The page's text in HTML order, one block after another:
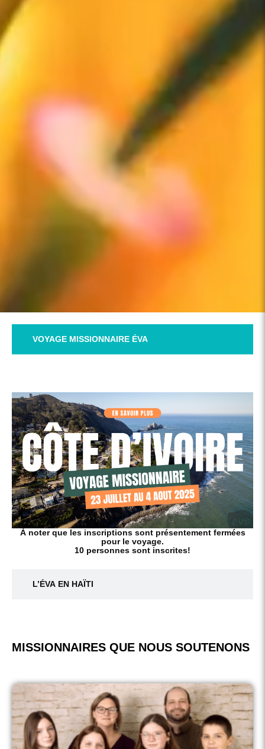
VOYAGE MISSIONNAIRE ÉVA
L’ÉVA EN HAÏTI
À noter que les inscriptions sont présentement fermées
pour le voyage.
10 personnes sont inscrites!
MISSIONNAIRES QUE NOUS SOUTENONS